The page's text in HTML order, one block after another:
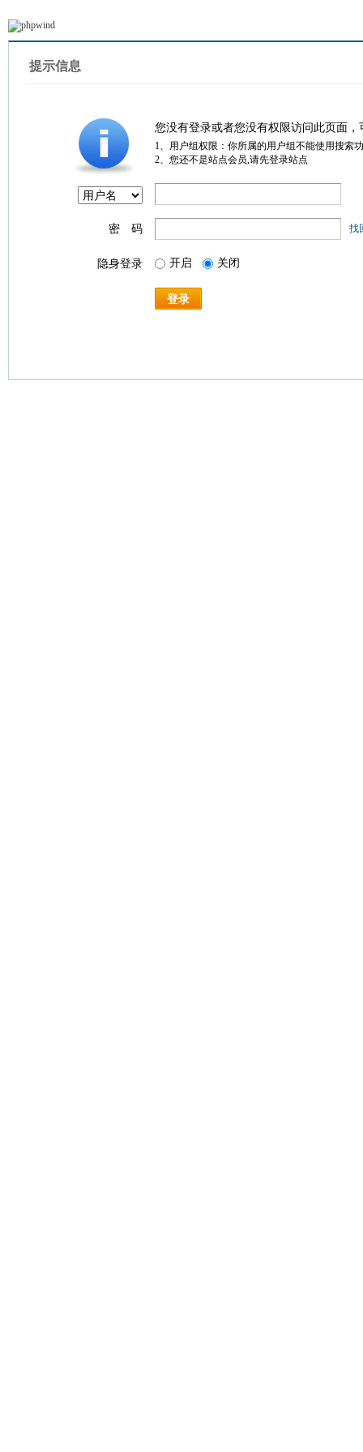
提示信息
您没有登录或者您没有权限访问此页面
1、用户组权限：你所属的用户组不能使用搜索
2、您还不是站点会员,请先登录站点
密 码 找
隐身登录 开启 关闭
登录